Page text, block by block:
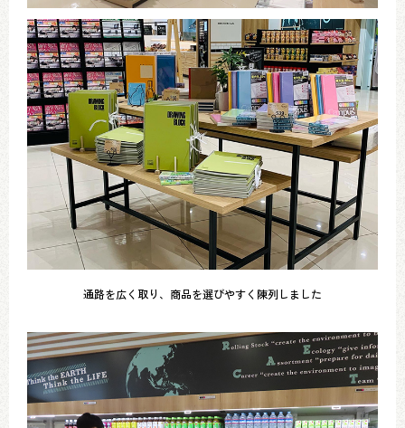
通路を広く取り、商品を選びやすく陳列しました